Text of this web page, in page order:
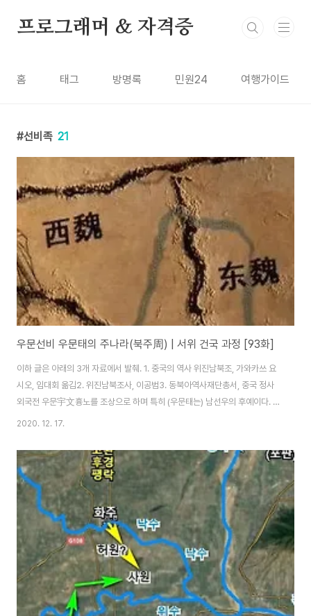
프로그래머 & 자격증
홈 태그 방명록 민원24 여행가이드
선비족 21
우문선비 우문태의 주나라(북주周) | 서위 건국 과정 [93화]
이하 글은 아래의 3개 자료에서 발췌. 1. 중국의 역사 위진남북조, 가와카쓰 요
시오, 임대회 옮김2. 위진남북조사, 이공범3. 동북아역사재단총서, 중국 정사
외국전 우문宇文흉노를 조상으로 하며 특히 (우문태는) 남선우의 후예이다. 본
래 음산陰山 지역에 거주하였다가 1세기경 요동 일대로 이주하면서 점차 선비
인 역할을 하였고 북주의 지배집단을 형성하였다. 위진남북조 3세기 후반에 이
주한 이들은 유목을 주업으로 하고 수렵, 농경, 약탈을 부업으로 삼아 생활을 영
위하고 있던 종족과 혼합하여 거주하게 되었는데, 구심력이 있는 정치체제를
갖춘 우문 집단은 이미 이 지역에 거주하고 있던 토착 종종인 선비족을 지배하
게 된다. 이것이 이른바 정..
2020. 12. 17.